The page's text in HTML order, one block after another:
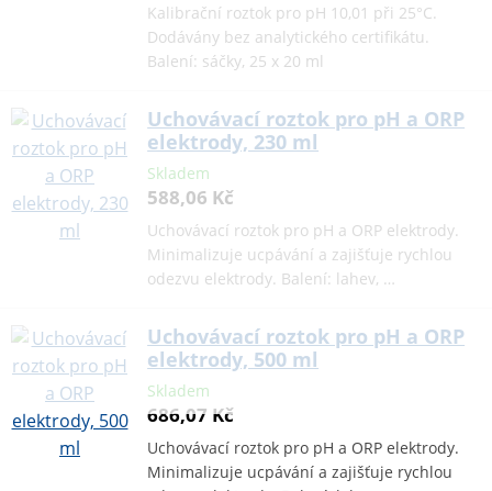
Kalibrační roztok pro pH 10,01 při 25°C.
Dodávány bez analytického certifikátu.
Balení: sáčky, 25 x 20 ml
Uchovávací roztok pro pH a ORP
elektrody, 230 ml
Skladem
588,06 Kč
Uchovávací roztok pro pH a ORP elektrody.
Minimalizuje ucpávání a zajišťuje rychlou
odezvu elektrody. Balení: lahev, …
Uchovávací roztok pro pH a ORP
elektrody, 500 ml
Skladem
686,07 Kč
Uchovávací roztok pro pH a ORP elektrody.
Minimalizuje ucpávání a zajišťuje rychlou